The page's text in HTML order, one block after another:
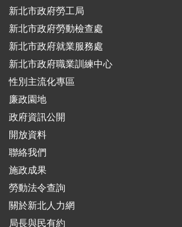
新北市政府勞工局
新北市政府勞動檢查處
新北市政府就業服務處
新北市政府職業訓練中心
性別主流化專區
廉政園地
政府資訊公開
開放資料
聯絡我們
施政成果
勞動法令查詢
關於新北人力網
局長與民有約